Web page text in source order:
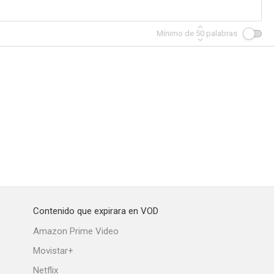
Mínimo de 50 palabras
Contenido que expirara en VOD
Amazon Prime Video
Movistar+
Netflix